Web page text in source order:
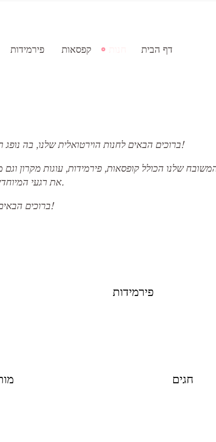
פירמידות קפסאות דף הבית
ברוכים הבאים לחנות הוירטואלית שלנו, בה נופג רמה של אומנות הקונדיטוריה מתאימה אלגנטיות ויצירתיות!
שלנו הכולל קופסאות, פירמידות, עוגות מקרון
את רגעי המיוחדים שלך במתוקים מתוקים.
ברוכים הבאים לכל אוהבי המקרונים!
פירמידות
חגים